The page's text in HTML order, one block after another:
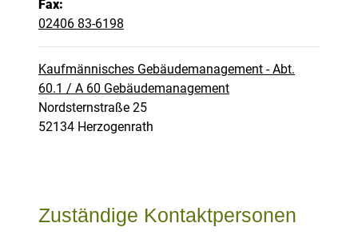
Fax:
02406 83-6198
Kaufmännisches Gebäudemanagement - Abt.
60.1 / A 60 Gebäudemanagement
Straße:
Nordsternstraße Hausnummer:
25
PLZ:
52134 Ort:
Herzogenrath
Zuständige Kontaktpersonen